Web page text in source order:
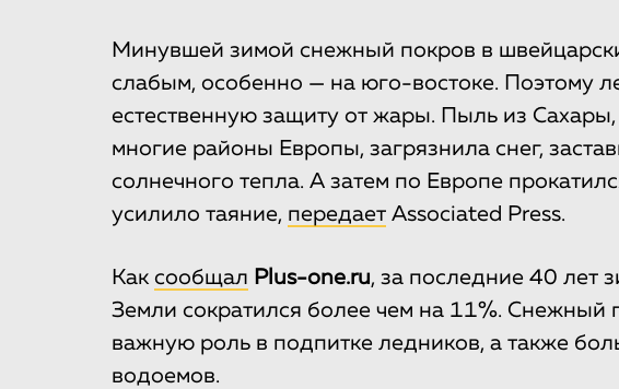
Минувшей зимой снежный покров в
слабым, особенно — на юго-востоке. Поэтому
естественную защиту от жары. Пыль из
многие районы Европы, загрязнила снег,
солнечного тепла. А затем по Европе
усилило таяние, передает Associated Press.
Как сообщал Plus-one.ru, за последние 40 лет
Земли сократился более чем на 11%. Снежный
важную роль в подпитке ледников, а также
водоемов.